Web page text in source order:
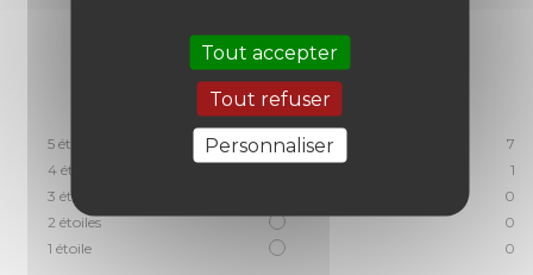
Basé sur8 avis soumis à un
contrôle
Voir tous les avis sur ce site
5 étoiles
7
4 étoiles
1
3 étoiles
0
2 étoiles
0
1 étoile 0
Tout accepter
Tout refuser
Personnaliser